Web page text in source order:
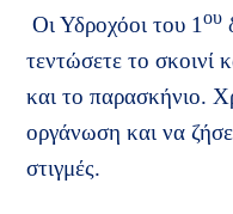
Οι Υδροχόοι του 1ου
τεντώσετε το σκοινί
και το παρασκήνιο.
οργάνωση και να
στιγμές.